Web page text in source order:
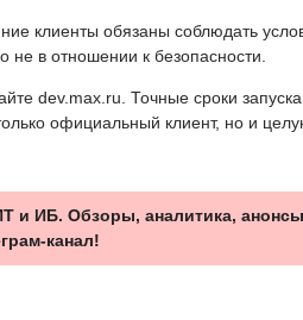
клиенты обязаны соблюдать
в отношении к безопасности.
dev.max.ru. Точные сроки
официальный клиент, но и
и ИБ. Обзоры, аналитика,
канал!